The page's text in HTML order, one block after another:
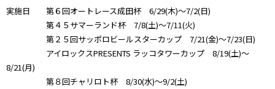
実施日 第６回オートレース成田杯 6/29(木)～7/2(日)
第４５サマーランド杯 7/8(土)～7/11(火)
第２５回サッポロビールスターカップ 7/21(金)～7/23(日)
アイロックスPRESENTS ラッコタワーカップ 8/19(土)～
8/21(月)
第８回チャリロト杯 8/30(水)～9/2(土)